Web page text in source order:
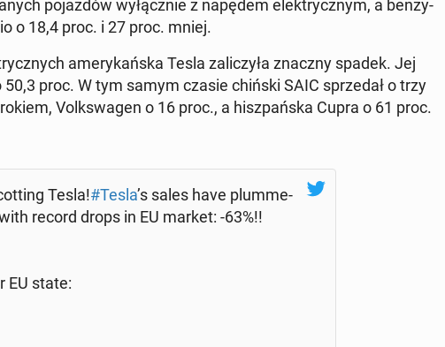
po­jaz­dów wy­łącz­nie z napędem elek­trycz­nym, a ben­zy­
o 18,4 proc. i 27 proc. mniej.
ame­ry­kań­ska Tesla za­li­czy­ła znaczny spadek. Jej
proc. W tym samym czasie chiński SAIC sprze­dał o trzy
Volks­wa­gen o 16 proc., a hisz­pań­ska Cupra o 61 proc.
Tesla!#Tesla’s sales have plum­me­
record drops in EU market: -63%!!
EU state: